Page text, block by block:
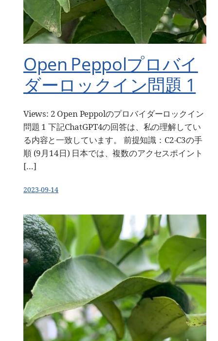
Open Peppolプロバイ
ダーロックイン問題 1
Views: 2 Open Peppolのプロバイダーロックイン
問題 1 下記ChatGPT4の回答は、私の理解してい
る内容と一致しています。 前提知識：C2-C3の手
順 (9月14日) 日本では、複数のアクセスポイント
[…]
2023-09-14